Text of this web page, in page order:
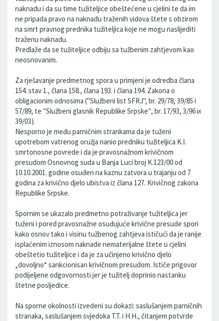
naknadu i da su time tužiteljice obeštećene u cjelini te da im
ne pripada pravo na naknadu traženih vidova štete s obzirom
na smrt pravnog prednika tužiteljica koje ne mogu naslijediti
traženu naknadu.
Predlaže da se tužiteljice odbiju sa tužbenim zahtjevom kao
neosnovanim.
Za rješavanje predmetnog spora u primjeni je odredba člana
154. stav 1., člana 158., člana 193. i člana 194. Zakona o
obligacionim odnosima ("Službeni list SFRJ", br. 29/78, 39/85 i
57/89, te ″Službeni glasnik Republike Srpske″, br. 17/93, 3/96 и
39/03).
Nesporno je među parničnim strankama da je tuženi
upotrebom vatrenog oružja nanio predniku tužiteljica K.I.
smrtonosne povrede i da je pravosnažnom krivičnom
presudom Osnovnog suda u Banja Luci broj K.123/00 od
10.10.2001. godine osuđen na kaznu zatvora u trajanju od 7
godina za krivično djelo ubistva iz člana 127. Krivičnog zakona
Republike Srpske.
Spornim se ukazalo predmetno potraživanje tužiteljica jer
tuženi i pored pravosnažne osuđujuće krivične presude spori
kako osnov tako i visinu tužbenog zahtjeva ističući da je ranije
isplaćenim iznosom naknade nematerijalne štete u cjelini
obeštetio tužiteljice i da je za učinjeno krivično djelo
„dovoljno“ sankcionisan krivičnom presudom. Ističe prigovor
podijeljene odgovornosti jer je tužitelj doprinio nastanku
štetne posljedice.
Na sporne okolnosti izvedeni su dokazi: saslušanjem parničnih
stranaka, saslušanjem svjedoka T.T. i H.H., čitanjem potvrde